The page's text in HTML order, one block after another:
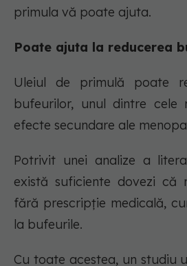
primula vă poate ajuta.
Poate ajuta la reducerea
Uleiul de primulă poate
bufeurilor, unul dintre cele
efecte secundare ale
Potrivit unei analize a
există suficiente dovezi că
fără prescripție medicală,
la bufeurile.
Cu toate acestea, un studiu